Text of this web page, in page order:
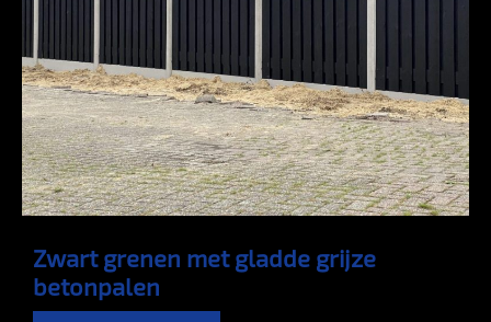
Zwart grenen met gladde grijze
betonpalen